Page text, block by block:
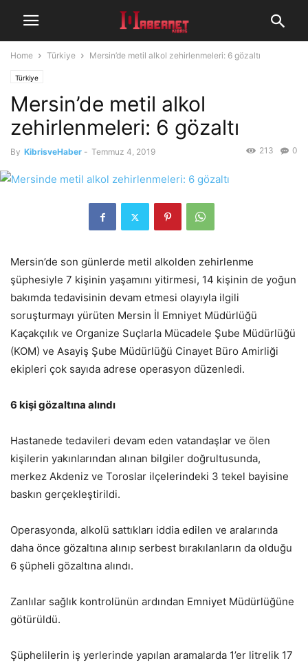
Home Türkiye Mersin’de metil alkol zehirlenmeleri: 6 gözaltı
Türkiye
Mersin’de metil alkol
zehirlenmeleri: 6 gözaltı
By KibrisveHaber - Temmuz 4, 2019 0
213
Mersin’de son günlerde metil alkolden zehirlenme
şüphesiyle 7 kişinin yaşamını yitirmesi, 14 kişinin de yoğun
bakımda tedavisinin devam etmesi olayıyla ilgili
soruşturmayı yürüten Mersin İl Emniyet Müdürlüğü
Kaçakçılık ve Organize Suçlarla Mücadele Şube Müdürlüğü
(KOM) ve Asayiş Şube Müdürlüğü Cinayet Büro Amirliği
ekipleri çok sayıda adrese operasyon düzenledi.
6 kişi gözaltına alındı
Hastanede tedavileri devam eden vatandaşlar ve ölen
kişilerin yakınlarından alınan bilgiler doğrultusunda,
merkez Akdeniz ve Toroslar ilçelerindeki 3 tekel bayisine
baskın gerçekleştirildi.
Operasyonda, alkolü sattıkları iddia edilen ve aralarında
daha önce gözaltına alınıp serbest bırakılanların da olduğu
6 şüpheli gözaltına alındı.
Zanlılar sağlık kontrolünün ardından Emniyet Müdürlüğüne
götürüldü.
Şüphelilerin iş yerlerinde yapılan aramalarda 1’er litrelik 17